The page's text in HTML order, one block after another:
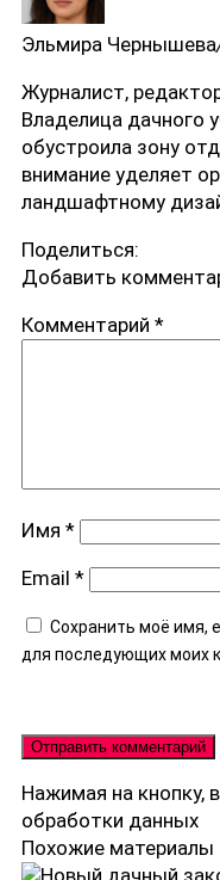
Эльмира Чернышева
Журналист,
Владелица дачного
обустроила зону
внимание уделяет
ландшафтному
Поделиться:
Добавить
Комментарий *
Имя *
Email *
Сохранить моё имя,
для последующих моих
Нажимая на кнопку,
обработки данных
Похожие материалы